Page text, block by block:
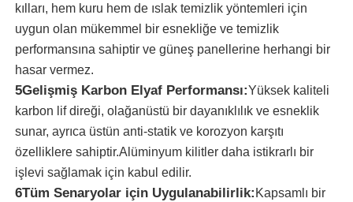
Haberler
Tüm servis talepleri
Teklif isteği
Güneş Paneli Temizleme Fırçası
kılları, hem kuru hem de ıslak temizlik yöntemleri için
uygun olan mükemmel bir esnekliğe ve temizlik
performansına sahiptir ve güneş panellerine herhangi bir
hasar vermez.
5Gelişmiş Karbon Elyaf Performansı:Yüksek kaliteli
karbon lif direği, olağanüstü bir dayanıklılık ve esneklik
sunar, ayrıca üstün anti-statik ve korozyon karşıtı
özelliklere sahiptir.Alüminyum kilitler daha istikrarlı bir
işlevi sağlamak için kabul edilir.
6Tüm Senaryolar için Uygulanabilirlik: Kapsamlı bir